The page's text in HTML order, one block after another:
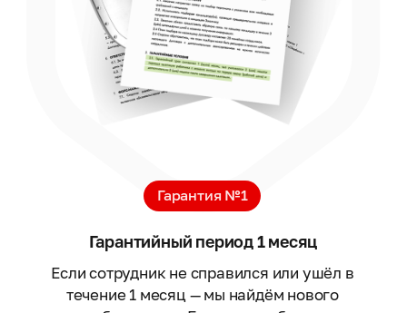
Гарантия №1
Гарантийный период 1 месяц
Если сотрудник не справился или ушёл в
течение 1 месяц — мы найдём нового